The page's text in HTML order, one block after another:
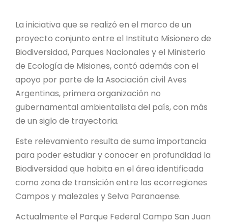
La iniciativa que se realizó en el marco de un
proyecto conjunto entre el Instituto Misionero de
Biodiversidad, Parques Nacionales y el Ministerio
de Ecología de Misiones, contó además con el
apoyo por parte de la Asociación civil Aves
Argentinas, primera organización no
gubernamental ambientalista del país, con más
de un siglo de trayectoria.
Este relevamiento resulta de suma importancia
para poder estudiar y conocer en profundidad la
Biodiversidad que habita en el área identificada
como zona de transición entre las ecorregiones
Campos y malezales y Selva Paranaense.
Actualmente el Parque Federal Campo San Juan